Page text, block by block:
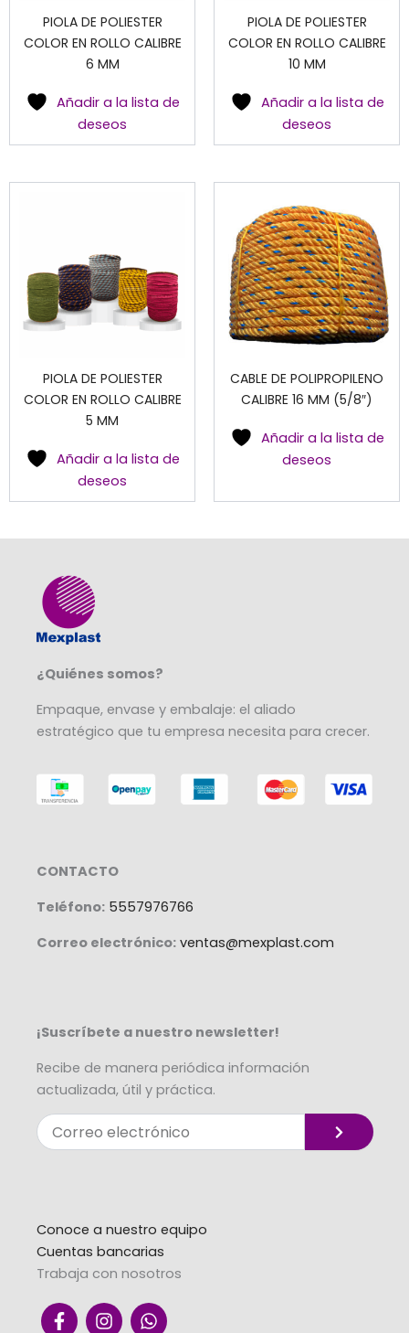
PIOLA DE POLIESTER
COLOR EN ROLLO CALIBRE
6 MM
Añadir a la lista de
deseos
PIOLA DE POLIESTER
COLOR EN ROLLO CALIBRE
10 MM
Añadir a la lista de
deseos
PIOLA DE POLIESTER
COLOR EN ROLLO CALIBRE
5 MM
Añadir a la lista de
deseos
CABLE DE POLIPROPILENO
CALIBRE 16 MM (5/8″)
Añadir a la lista de
deseos
¿Quiénes somos?
Empaque, envase y embalaje: el aliado
estratégico que tu empresa necesita para crecer.
CONTACTO
Teléfono: 5557976766
Correo electrónico: ventas@mexplast.com
¡Suscríbete a nuestro newsletter!
Recibe de manera periódica información
actualizada, útil y práctica.
Correo
electrónico
Enviar
Conoce a nuestro equipo
Cuentas bancarias
Trabaja con nosotros
F I W